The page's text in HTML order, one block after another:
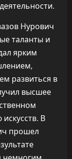
Нурович
таланты и
ярким
развиться в
высшее
В
прошел